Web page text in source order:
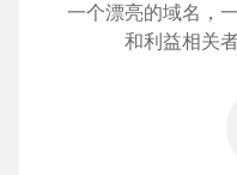
一个漂亮的域名，
和利益相关